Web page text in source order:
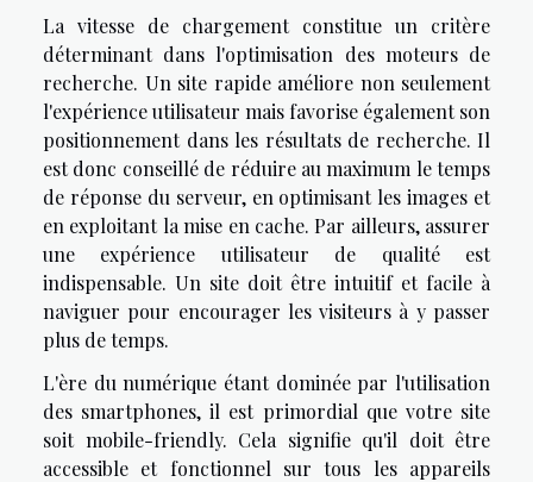
La vitesse de chargement constitue un critère
déterminant dans l'optimisation des moteurs de
recherche. Un site rapide améliore non seulement
l'expérience utilisateur mais favorise également son
positionnement dans les résultats de recherche. Il
est donc conseillé de réduire au maximum le temps
de réponse du serveur, en optimisant les images et
en exploitant la mise en cache. Par ailleurs, assurer
une expérience utilisateur de qualité est
indispensable. Un site doit être intuitif et facile à
naviguer pour encourager les visiteurs à y passer
plus de temps.
L'ère du numérique étant dominée par l'utilisation
des smartphones, il est primordial que votre site
soit mobile-friendly. Cela signifie qu'il doit être
accessible et fonctionnel sur tous les appareils